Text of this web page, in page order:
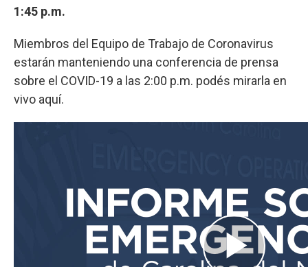
1:45 p.m.
Miembros del Equipo de Trabajo de Coronavirus
estarán manteniendo una conferencia de prensa
sobre el COVID-19 a las 2:00 p.m. podés mirarla en
vivo aquí.